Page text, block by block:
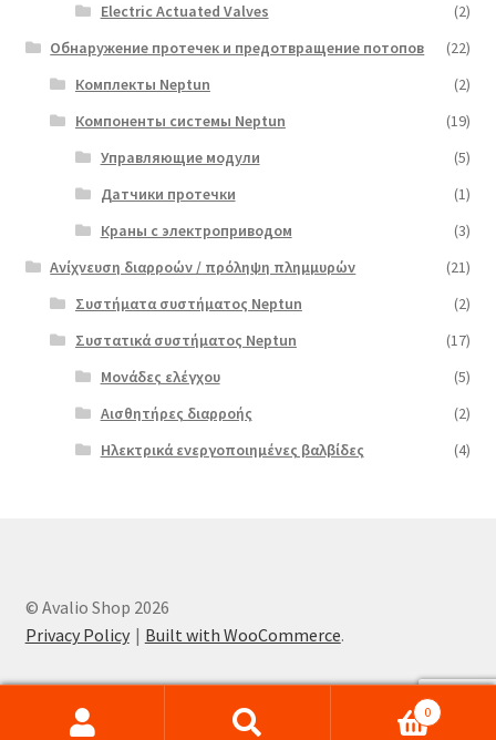
Electric Actuated Valves
(2)
Обнаружение протечек и предотвращение потопов
(22)
Комплекты Neptun
(2)
Компоненты системы Neptun
(19)
Управляющие модули
(5)
Датчики протечки
(1)
Краны с электроприводом
(3)
Ανίχνευση διαρροών / πρόληψη πλημμυρών
(21)
Συστήματα συστήματος Neptun
(2)
Συστατικά συστήματος Neptun
(17)
Μονάδες ελέγχου
(5)
Αισθητήρες διαρροής
(2)
Ηλεκτρικά ενεργοποιημένες βαλβίδες
(4)
© Avalio Shop 2026
Privacy Policy
Built with WooCommerce.
0